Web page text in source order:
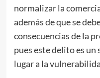
normalizar la
además de que se
consecuencias de la
pues este delito es un
lugar a la